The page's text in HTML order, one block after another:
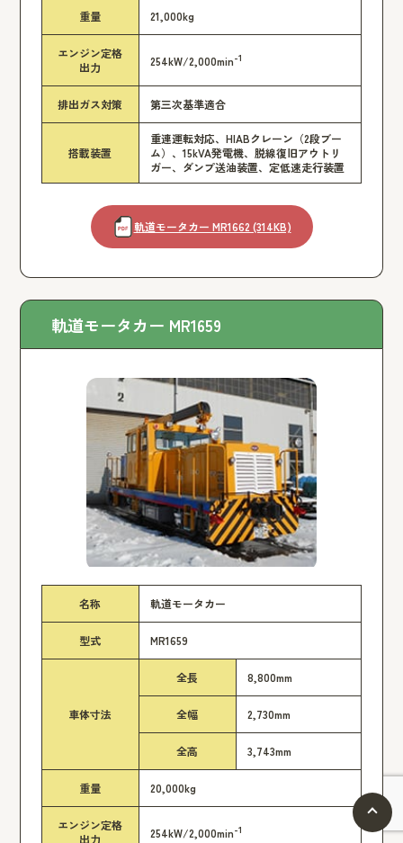
重量 21,000kg
エンジン定格
出力
254kW/2,000min-1
排出ガス対策 第三次基準適合
搭載装置
重連運転対応、HIABクレーン（2段ブー
ム）、15kVA発電機、脱線復旧アウトリ
ガー、ダンプ送油装置、定低速走行装置
軌道モータカー MR1662 (314KB)
軌道モータカー MR1659
名称 軌道モータカー
型式 MR1659
車体寸法
全長 8,800mm
全幅 2,730mm
全高 3,743mm
重量 20,000kg
エンジン定格
出力
254kW/2,000min-1